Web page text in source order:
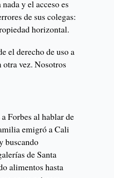
y el acceso es
de sus colegas:
horizontal.
el derecho de uso a
vez. Nosotros
Forbes al hablar de
emigró a Cali
buscando
de Santa
alimentos hasta